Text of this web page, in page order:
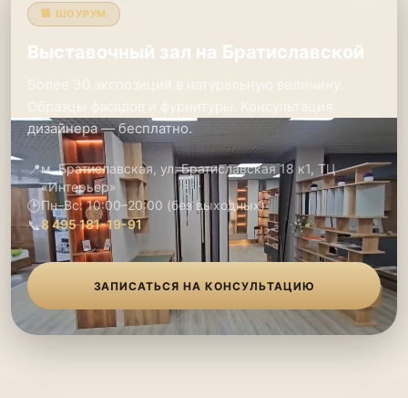
🏢 ШОУРУМ
Выставочный зал на Братиславской
Более 30 экспозиций в натуральную величину.
Образцы фасадов и фурнитуры. Консультация
дизайнера — бесплатно.
📍м. Братиславская, ул. Братиславская 18 к1, ТЦ
«Интерьер»
🕑Пн–Вс: 10:00–20:00 (без выходных)
📞8 495 181-19-91
ЗАПИСАТЬСЯ НА КОНСУЛЬТАЦИЮ